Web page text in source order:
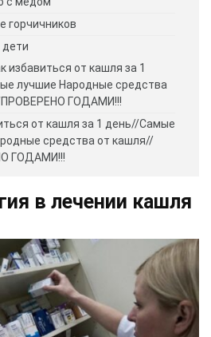
горчичников
избавиться от кашля за 1
лучшие Народные средства
ГОДАМИ!!!
от кашля за 1 день//Самые
средства от кашля//
ГОДАМИ!!!
в лечении кашля